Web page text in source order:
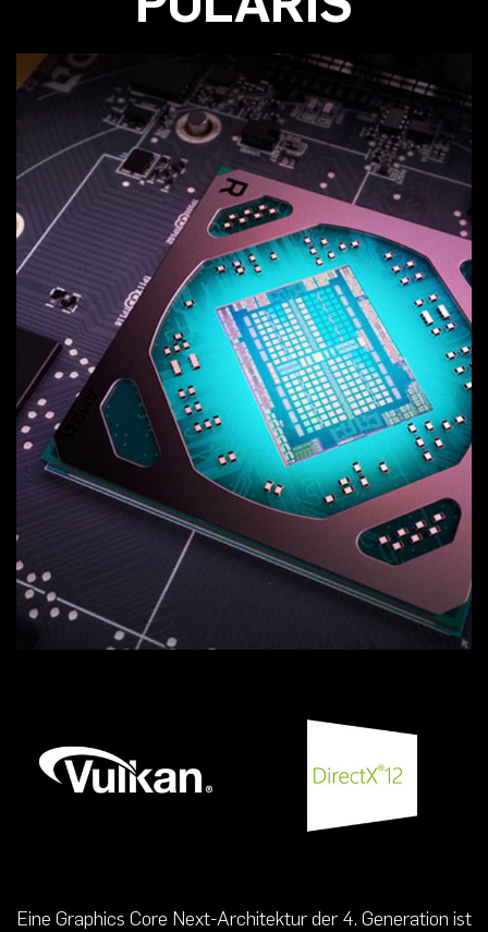
Eine Graphics Core Next-Architektur der 4. Generation ist